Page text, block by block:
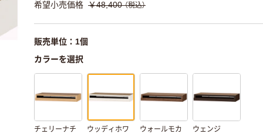
希望小売価格 ￥48,400 （税込）
販売単位：1個
カラーを選択
チェリーナチ
ウッディホワ
ウォールモカ ウェンジ